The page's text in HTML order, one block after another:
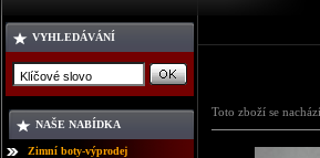
VYHLEDÁVÁNÍ
NAŠE NABÍDKA
Zimní boty-výprodej
Toto zboží se